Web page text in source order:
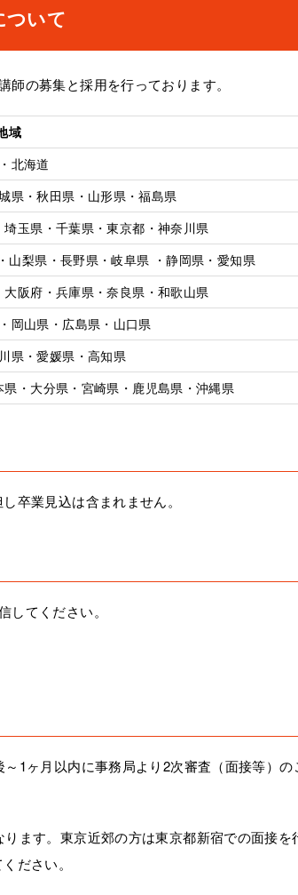
ついて
の募集と採用を行っております。
域
・北海道
県・秋田県・山形県・福島県
埼玉県・千葉県・東京都・神奈川県
山梨県・長野県・岐阜県 ・静岡県・愛知県
大阪府・兵庫県・奈良県・和歌山県
岡山県・広島県・山口県
県・愛媛県・高知県
県・大分県・宮崎県・鹿児島県・沖縄県
卒業見込は含まれません。
てください。
1ヶ月以内に事務局より2次審査（面接等）の
ます。東京近郊の方は東京都新宿での面接を
ださい。